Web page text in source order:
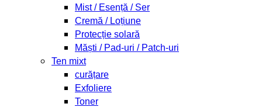
Mist / Esență / Ser
Cremă / Loțiune
Protecție solară
Măști / Pad-uri / Patch-uri
Ten mixt
curățare
Exfoliere
Toner